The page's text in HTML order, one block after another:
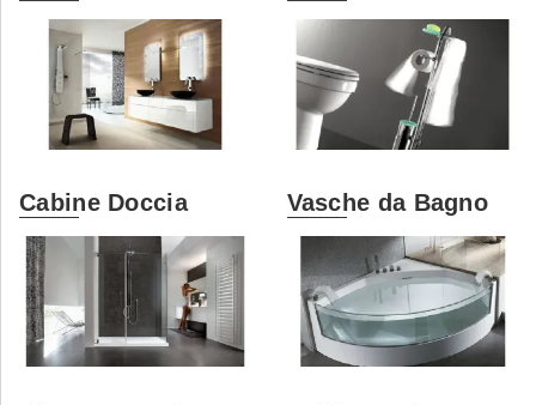
Cabine Doccia Vasche da Bagno